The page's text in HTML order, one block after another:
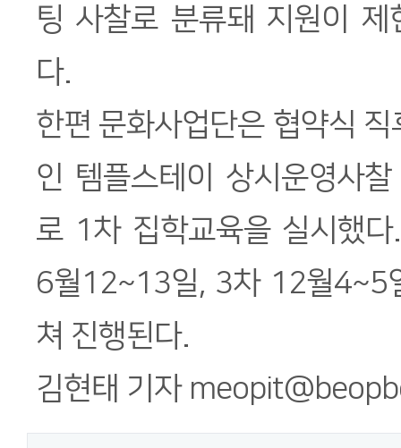
팅 사찰로 분류돼 지원이 제
다.
한편 문화사업단은 협약식
인 템플스테이 상시운영사
로 1차 집학교육을 실시했
6월12~13일, 3차 12월4~5
쳐 진행된다.
김현태 기자